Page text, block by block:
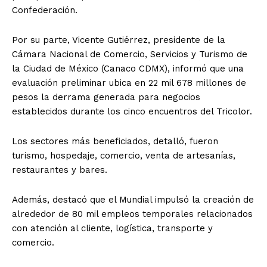
Confederación.
Por su parte, Vicente Gutiérrez, presidente de la
Cámara Nacional de Comercio, Servicios y Turismo de
la Ciudad de México (Canaco CDMX), informó que una
evaluación preliminar ubica en 22 mil 678 millones de
pesos la derrama generada para negocios
establecidos durante los cinco encuentros del Tricolor.
Los sectores más beneficiados, detalló, fueron
turismo, hospedaje, comercio, venta de artesanías,
restaurantes y bares.
Además, destacó que el Mundial impulsó la creación de
alrededor de 80 mil empleos temporales relacionados
con atención al cliente, logística, transporte y
comercio.